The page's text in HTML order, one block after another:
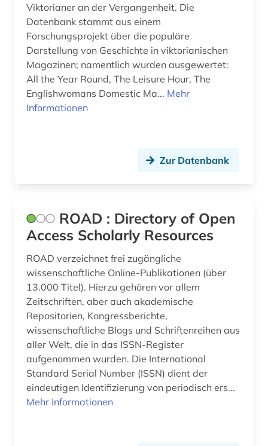
spanisch (2)
spanische philologie (1)
sprachwissenschaft (2)
staatsrecht (1)
times london index (3)
türkisch (1)
ukraine (1)
universität (1)
usa (1)
verwaltung (1)
verzeichnis (4)
video recordings (1)
Viktorianer an der Vergangenheit. Die
Datenbank stammt aus einem
Forschungsprojekt über die populäre
Darstellung von Geschichte in viktorianischen
Magazinen; namentlich wurden ausgewertet:
All the Year Round, The Leisure Hour, The
Englishwomans Domestic Ma... Mehr
Informationen
Zur Datenbank
ROAD : Directory of Open
Access Scholarly Resources
ROAD verzeichnet frei zugängliche
wissenschaftliche Online-Publikationen (über
13.000 Titel). Hierzu gehören vor allem
Zeitschriften, aber auch akademische
Repositorien, Kongressberichte,
wissenschaftliche Blogs und Schriftenreihen aus
aller Welt, die in das ISSN-Register
aufgenommen wurden. Die International
Standard Serial Number (ISSN) dient der
eindeutigen Identifizierung von periodisch ers...
Mehr Informationen